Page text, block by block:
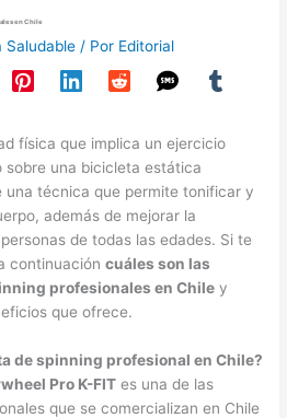
en Chile
Saludable / Por Editorial
física que implica un ejercicio
una bicicleta estática
una técnica que permite tonificar y
además de mejorar la
de todas las edades. Si te
continuacióncuáles son las
profesionales en Chile y
que ofrece.
de spinning profesional en Chile?
Pro K-FIT es una de las
que se comercializan en Chile